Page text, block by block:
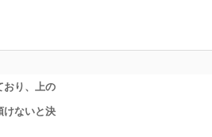
おり、上の
けないと決